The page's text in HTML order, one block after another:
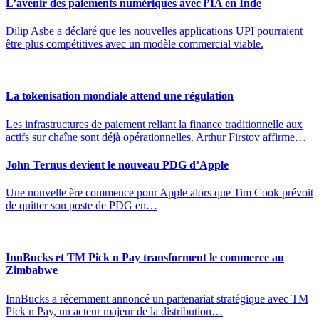
L’avenir des paiements numériques avec l’IA en Inde
Dilip Asbe a déclaré que les nouvelles applications UPI pourraient
être plus compétitives avec un modèle commercial viable.
La tokenisation mondiale attend une régulation
Les infrastructures de paiement reliant la finance traditionnelle aux
actifs sur chaîne sont déjà opérationnelles. Arthur Firstov affirme…
John Ternus devient le nouveau PDG d’Apple
Une nouvelle ère commence pour Apple alors que Tim Cook prévoit
de quitter son poste de PDG en…
InnBucks et TM Pick n Pay transforment le commerce au
Zimbabwe
InnBucks a récemment annoncé un partenariat stratégique avec TM
Pick n Pay, un acteur majeur de la distribution…